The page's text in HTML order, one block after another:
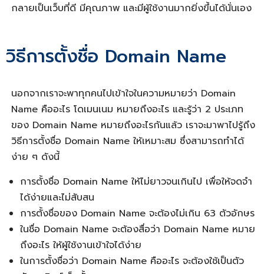
กลายเป็นเว็บที่ดี มีคุณภาพ และมีผู้ใช้งานมากยิ่งขึ้นได้นั่นเอง
วิธีการตั้งชื่อ Domain Name
นอกจากเราจะพาทุกคนไปเข้าใจในความหมายว่า Domain
Name คืออะไร โดเมนเนม หมายถึงอะไร และรู้ว่า 2 ประเภท
ของ Domain Name หมายถึงอะไรกันแล้ว เราจะมาพาไปรู้ถึง
วิธีการตั้งชื่อ Domain Name ให้เหมาะสม ซึ่งสามารถทำได้
ง่าย ๆ ดังนี้
การตั้งชื่อ Domain Name ให้ไม่ยาวจนเกินไป เพื่อให้จดจำ
ได้ง่ายและไม่สับสน
การตั้งชื่อของ Domain Name จะต้องไม่เกิน 63 ตัวอักษร
ในชื่อ Domain Name จะต้องสื่อว่า Domain Name หมาย
ถึงอะไร ให้ผู้ใช้งานเข้าใจได้ง่าย
ในการตั้งชื่อว่า Domain Name คืออะไรจะต้องใช้เป็นตัว